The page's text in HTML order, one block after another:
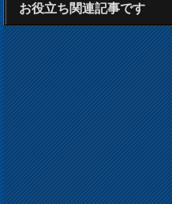
お役立ち関連記事です